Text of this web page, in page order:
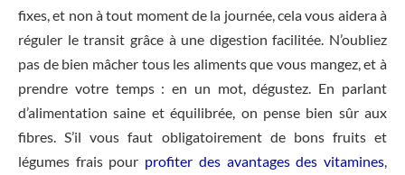
fixes, et non à tout moment de la journée, cela vous aidera à
réguler le transit grâce à une digestion facilitée. N’oubliez
pas de bien mâcher tous les aliments que vous mangez, et à
prendre votre temps : en un mot, dégustez. En parlant
d’alimentation saine et équilibrée, on pense bien sûr aux
fibres. S’il vous faut obligatoirement de bons fruits et
légumes frais pour profiter des avantages des vitamines,